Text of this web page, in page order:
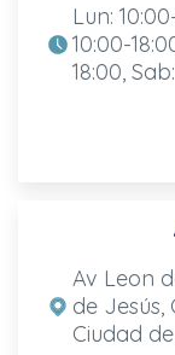
Lun:
10:00-
18:00,
Av Leon
de Jesús,
Ciudad